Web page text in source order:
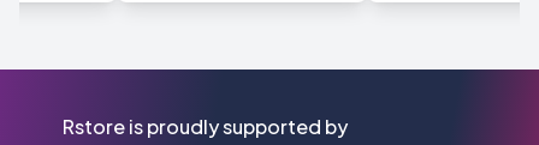
Rstore is proudly supported by